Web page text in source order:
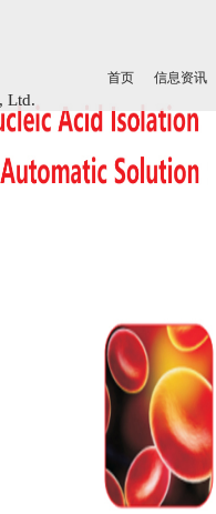
Ltd.
首页 信息资讯
Ltd.
首页 信息资讯